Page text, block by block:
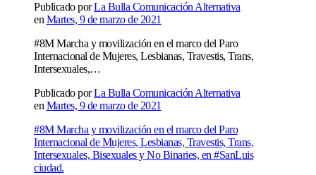
Publicado porLa Bulla Comunicación Alternativa
en Martes, 9 de marzo de 2021
#8M Marcha y movilización en el marco del Paro
Internacional de Mujeres, Lesbianas, Travestis, Trans,
Intersexuales,…
Publicado porLa Bulla Comunicación Alternativa
en Martes, 9 de marzo de 2021
#8M Marcha y movilización en el marco del Paro
Internacional de Mujeres, Lesbianas, Travestis, Trans,
Intersexuales, Bisexuales y No Binaries, en #SanLuis
ciudad.